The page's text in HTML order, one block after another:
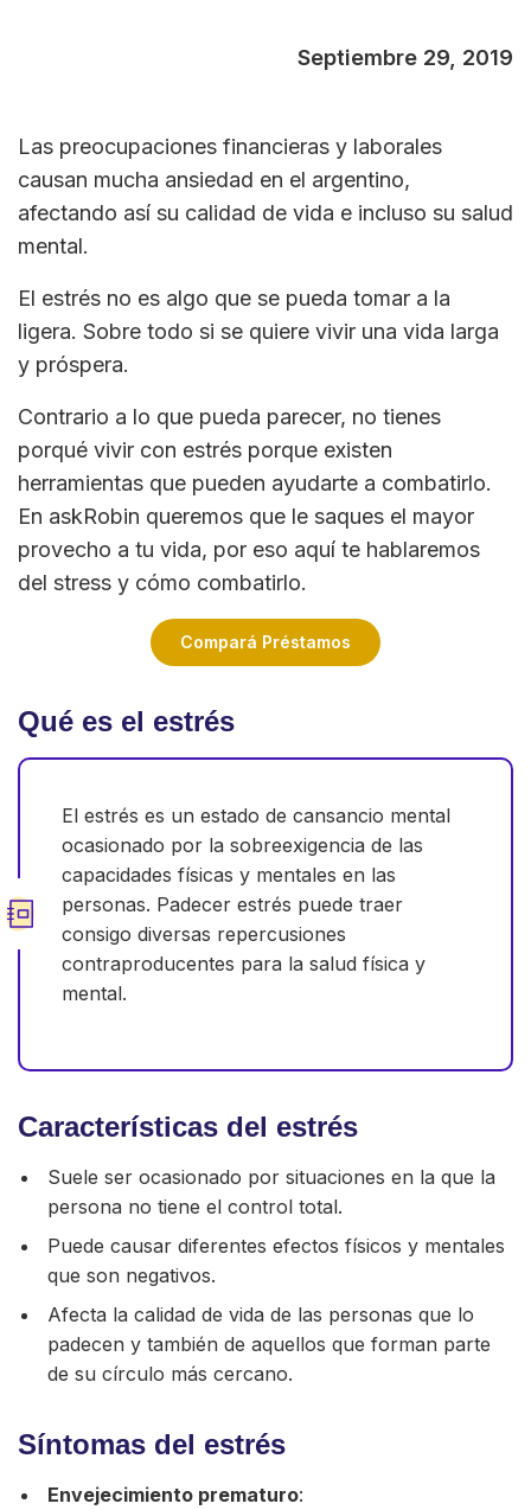
Septiembre 29, 2019
Las preocupaciones financieras y laborales
causan mucha ansiedad en el argentino,
afectando así su calidad de vida e incluso su salud
mental.
El estrés no es algo que se pueda tomar a la
ligera. Sobre todo si se quiere vivir una vida larga
y próspera.
Contrario a lo que pueda parecer, no tienes
porqué vivir con estrés porque existen
herramientas que pueden ayudarte a combatirlo.
En askRobin queremos que le saques el mayor
provecho a tu vida, por eso aquí te hablaremos
del stress y cómo combatirlo.
Compará Préstamos
Qué es el estrés
El estrés es un estado de cansancio mental
ocasionado por la sobreexigencia de las
capacidades físicas y mentales en las
personas. Padecer estrés puede traer
consigo diversas repercusiones
contraproducentes para la salud física y
mental.
Características del estrés
Suele ser ocasionado por situaciones en la que la
persona no tiene el control total.
Puede causar diferentes efectos físicos y mentales
que son negativos.
Afecta la calidad de vida de las personas que lo
padecen y también de aquellos que forman parte
de su círculo más cercano.
Síntomas del estrés
Envejecimiento prematuro: